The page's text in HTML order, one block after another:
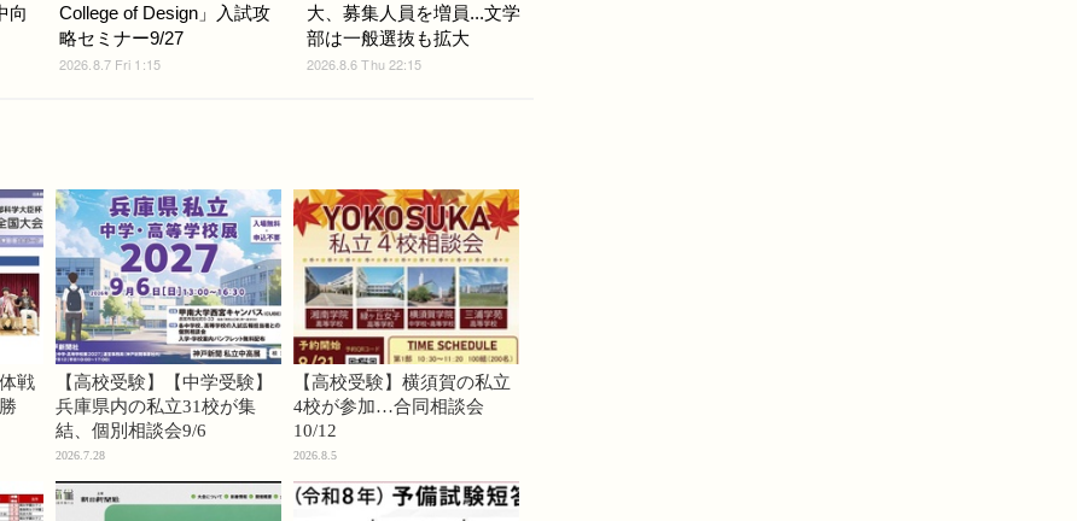
向
College of Design」入試攻
略セミナー9/27
2026.8.7 Fri 1:15
大、募集人員を増員...文学
部は一般選抜も拡大
2026.8.6 Thu 22:15
戦
【高校受験】【中学受験】
兵庫県内の私立31校が集
結、個別相談会9/6
2026.7.28
【高校受験】横須賀の私立
4校が参加…合同相談会
10/12
2026.8.5